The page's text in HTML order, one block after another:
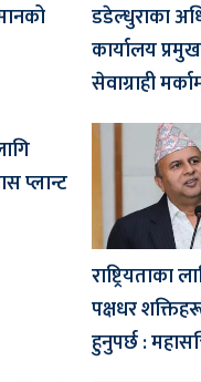
डडेल्धुराका
कार्यालय
सेवाग्राही
प्लान्ट
राष्ट्रियताका
पक्षधर
हुनुपर्छ :